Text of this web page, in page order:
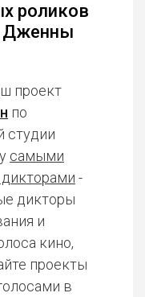
роликов
Дженны
проект
по
студии
самыми
-
дикторы
и
кино,
проекты
в